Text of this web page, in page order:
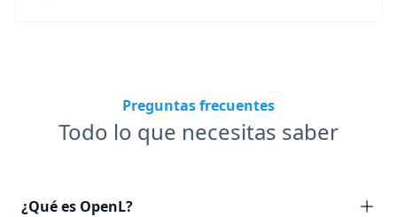
Preguntas frecuentes
Todo lo que necesitas saber
¿Qué es OpenL?